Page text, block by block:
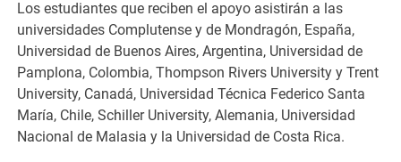
Los estudiantes que reciben el apoyo asistirán a las
universidades Complutense y de Mondragón, España,
Universidad de Buenos Aires, Argentina, Universidad de
Pamplona, Colombia, Thompson Rivers University y Trent
University, Canadá, Universidad Técnica Federico Santa
María, Chile, Schiller University, Alemania, Universidad
Nacional de Malasia y la Universidad de Costa Rica.